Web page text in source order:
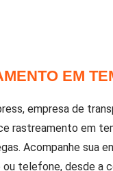
EM
empresa de
rastreamento em
Acompanhe sua
telefone, desde a